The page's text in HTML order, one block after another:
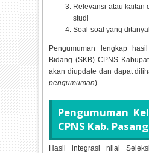
Relevansi atau kaitan
studi
Soal-soal yang
Pengumuman lengkap
Bidang (SKB) CPNS
akan diupdate dan dapat
pengumuman).
Pengumuman
CPNS Kab.
Hasil integrasi nilai